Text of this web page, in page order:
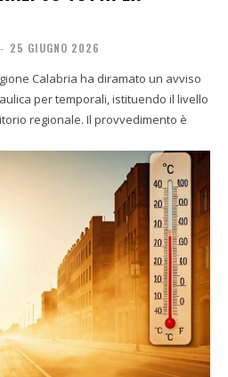
- 25 GIUGNO 2026
Calabria ha diramato un avviso
per temporali, istituendo il livello
regionale. Il provvedimento è